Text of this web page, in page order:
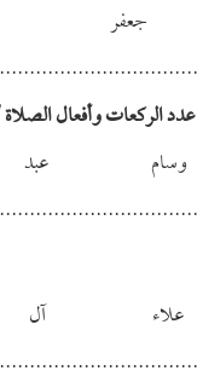
جعفر
الركعات وأفعال الصلاة
وسام
علاء